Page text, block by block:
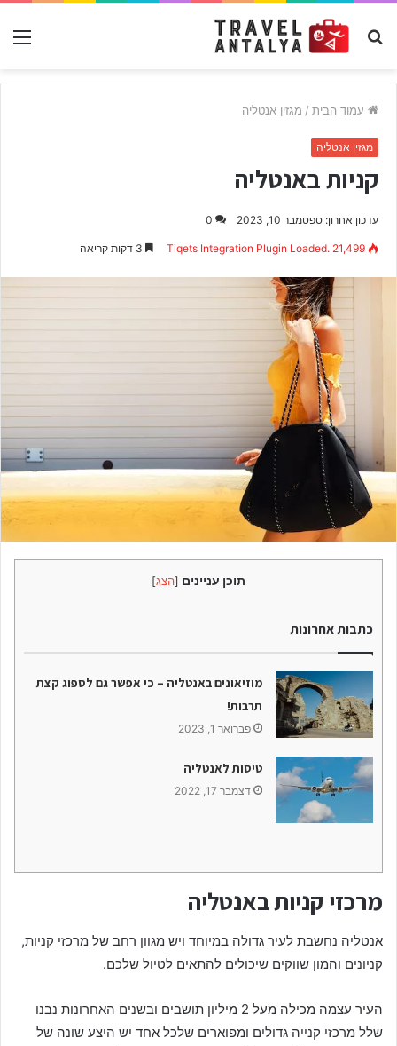
חפש
עמוד הבית / מגזין אנטליה
מגזין אנטליה
קניות באנטליה
עדכון אחרון: ספטמבר 10, 2023 0
Tiqets Integration Plugin Loaded. 21,499
תוכן עניינים [הצג]
כתבות אחרונות
מוזיאונים באנטליה – כי אפשר גם לספוג קצת
תרבות!
פברואר 1, 2023
טיסות לאנטליה
דצמבר 17, 2022
מרכזי קניות באנטליה
אנטליה נחשבת לעיר גדולה במיוחד ויש מגוון רחב של מרכזי קניות,
קניונים והמון שווקים שיכולים להתאים לטיול שלכם.
העיר עצמה מכילה מעל 2 מיליון תושבים ובשנים האחרונות נבנו
שלל מרכזי קנייה גדולים ומפוארים שלכל אחד יש היצע שונה של